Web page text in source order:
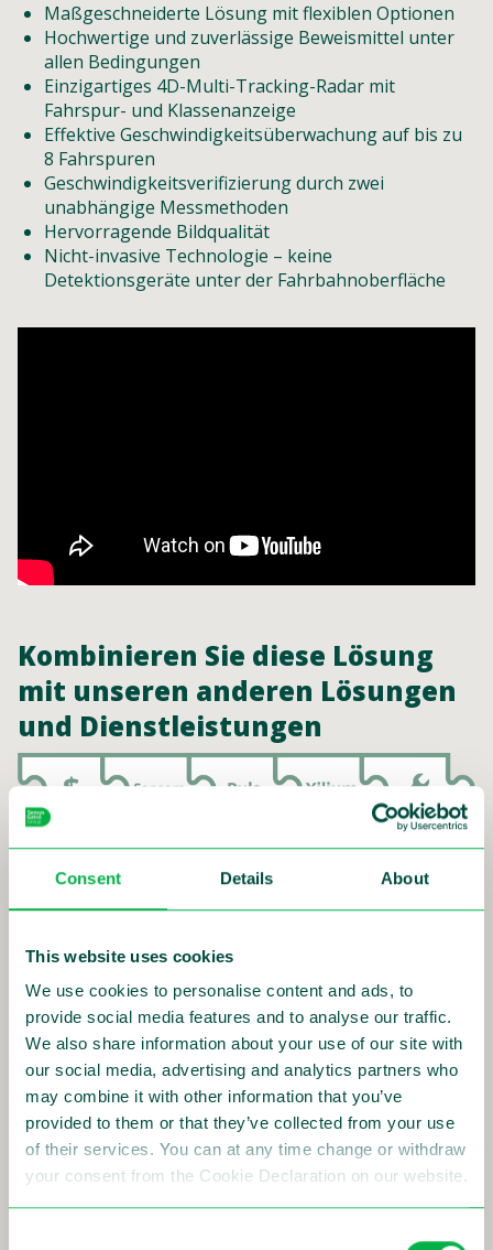
Consent Details About
This website uses cookies
We use cookies to personalise content and ads, to
provide social media features and to analyse our traffic.
We also share information about your use of our site with
our social media, advertising and analytics partners who
may combine it with other information that you’ve
provided to them or that they’ve collected from your use
of their services. You can at any time change or withdraw
your consent from the Cookie Declaration on our website.
Maßgeschneiderte Lösung mit flexiblen Optionen
Hochwertige und zuverlässige Beweismittel unter
allen Bedingungen
Einzigartiges 4D-Multi-Tracking-Radar mit
Fahrspur- und Klassenanzeige
Effektive Geschwindigkeitsüberwachung auf bis zu
8 Fahrspuren
Geschwindigkeitsverifizierung durch zwei
unabhängige Messmethoden
Hervorragende Bildqualität
Nicht-invasive Technologie – keine
Detektionsgeräte unter der Fahrbahnoberfläche
Kombinieren Sie diese Lösung
mit unseren anderen Lösungen
und Dienstleistungen
kontinuierlich vorangetrieben. Der nächste logische
Schritt in der Entwicklung der Verkehrsüberwachung
ist die Bereitstellung eines modularen Setups, um all
unsere Lösungen zu kombinieren. Wir können alle
unsere Lösungen nahtlos in dem von Ihnen
bevorzugten Maße integrieren. Von
Hardwaresystemen über die Verstoß-
Erfassungssoftware Flux und die
Datenanalysesoftware Puls bis hin zur vollständigen
Automatisierung des Backoffices mit unserer Software
Xilium. Es ist jedoch auch möglich, Sie bei Wartung,
Projektmanagement und Finanzierung zu